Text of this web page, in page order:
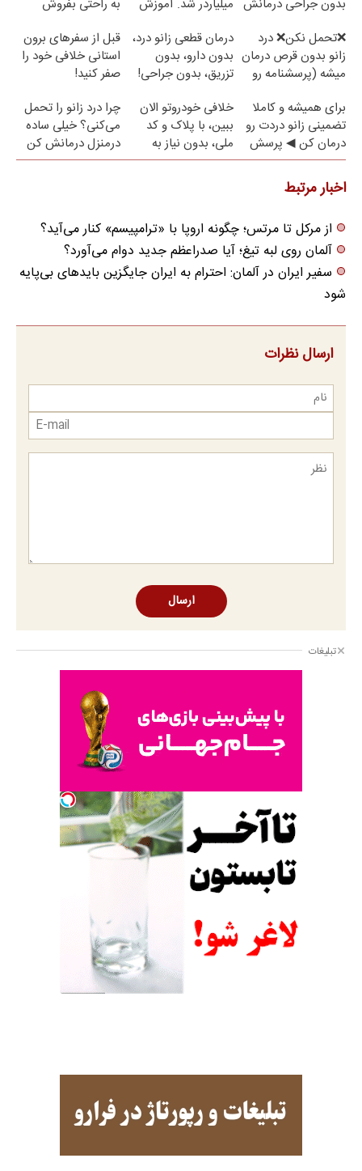
بدون جراحی درمانش میلیاردر شد. آموزش
به راحتی بفروش
❌تحمل نکن❌ درد
زانو بدون قرص درمان
میشه (پرسشنامه رو
درمان قطعی زانو درد،
بدون دارو، بدون
تزریق، بدون جراحی!
قبل از سفرهای برون
استانی خلافی خود را
صفر کنید!
برای همیشه و کاملا
تضمینی زانو دردت رو
درمان کن ◀ پرسش
نامه ▶
خلافی خودروتو الان
ببین، با پلاک و کد
ملی، بدون نیاز به
مراجعه حضوری
چرا درد زانو را تحمل
می‌کنی؟ خیلی ساده
درمنزل درمانش کن
اخبار مرتبط
از مرکل تا مرتس؛ چگونه اروپا با «ترامپیسم» کنار می‌آید؟
آلمان روی لبه تیغ؛ آیا صدراعظم جدید دوام می‌آورد؟
سفیر ایران در آلمان: احترام به ایران جایگزین بایدهای بی‌پایه
شود
ارسال نظرات
ارسال
تبلیغات